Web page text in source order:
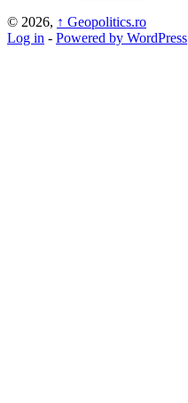
© 2026, ↑ Geopolitics.ro
Log in - Powered by WordPress